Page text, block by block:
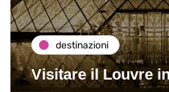
destinazioni
Visitare il Louvre